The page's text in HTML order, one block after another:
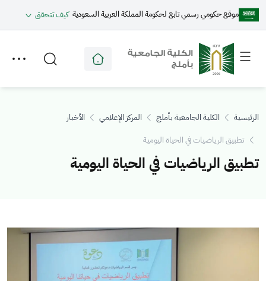
موقع حكومي رسمي تابع لحكومة المملكة العربية السعودية كيف تتحقق
Toggle
menu
Toggle
secondary
menu
الرئيسية الكلية الجامعية بأملج المركز الإعلامي
الأخبار
تطبيق الرياضيات في الحياة اليومية
تطبيق الرياضيات في الحياة اليومية